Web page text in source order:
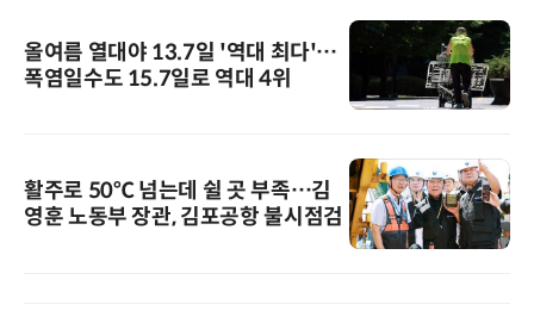
올여름 열대야 13.7일 '역대 최다'…
폭염일수도 15.7일로 역대 4위
활주로 50℃ 넘는데 쉴 곳 부족…김
영훈 노동부 장관, 김포공항 불시점검